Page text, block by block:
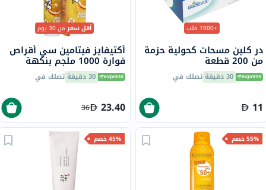
+1000 طلب
در كلين مسحات كحولية حزمة
من 200 قطعة
30 دقيقة تصلك في
11
أقل سعرمن 30 يوم
أكتيفايز فيتامين سي أقراص
فوارة 1000 ملجم بنكهة
البرتقال حزمة من 20
30 دقيقة تصلك في
23.40
36
55% خصم 45% خصم